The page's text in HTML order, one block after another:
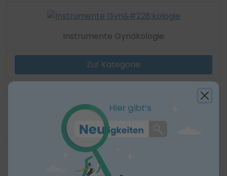
Instrumente Gynäkologie
Zur Kategorie
Instrumente HNO
Zur Kategorie
Hier gibt’s